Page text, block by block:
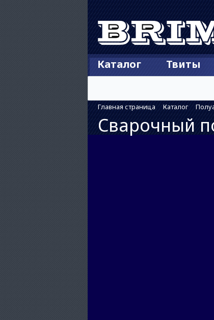
Каталог Твиты
Главная страница Каталог
Сварочный